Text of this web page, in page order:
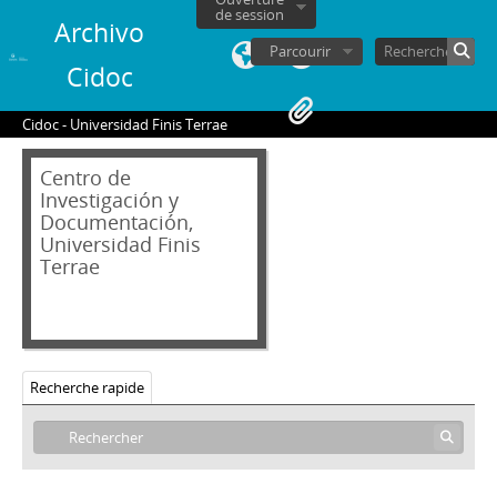
Archivo
Cidoc
de session
Parcourir
Cidoc - Universidad Finis Terrae
Centro de
Investigación y
Documentación,
Universidad Finis
Terrae
Recherche rapide
14 - Pascal Allende, Andrés
15 - Viera Gallo, José Antonio
17 - Marín, Gladys
18 - De Castro Spikula, Sergio
19 - Pérez de Arce, Hermógenes
21 - Bardón Muñoz, Álvaro
22 - Chonchol, Jacques
26 - Correa, Enrique
27 - Errázuriz, Hernán Felipe
28 - Velasco, Belisario
29 - Pérez Yoma, Edmundo
30 - Menem, Carlos